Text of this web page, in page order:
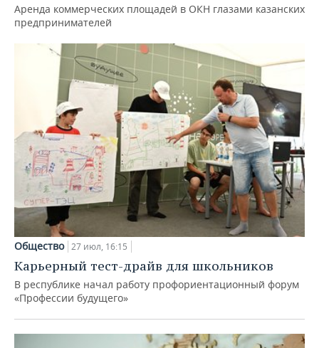
Аренда коммерческих площадей в ОКН глазами казанских
предпринимателей
Общество 27 июл, 16:15
Карьерный тест-драйв для школьников
В республике начал работу профориентационный форум
«Профессии будущего»